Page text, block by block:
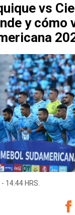
vs
y cómo
14:44 HRS.